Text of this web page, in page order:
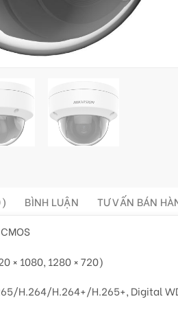
BÌNH LUẬN
TƯ VẤN BÁN
× 1080, 1280 × 720)
H.264/H.264+/H.265+, Digital